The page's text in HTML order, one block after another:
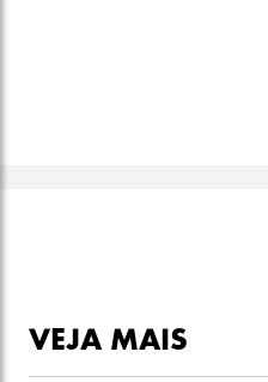
VEJA MAIS